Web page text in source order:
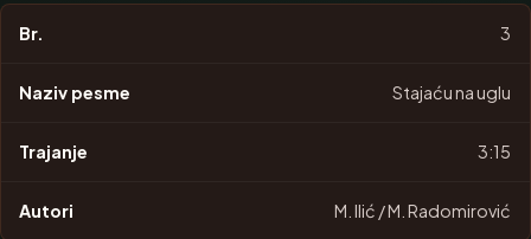
3
Stajaću na uglu
3:15
M. Ilić / M. Radomirović